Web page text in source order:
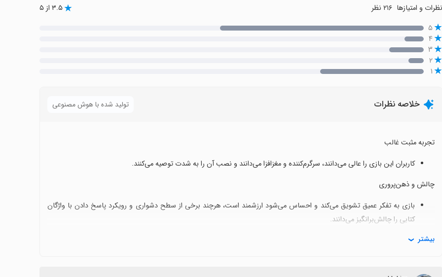
نظرات و امتیازها ۲۱۶ نظر ۳.۵ از ۵
۵
۴
۳
۲
۱
خلاصه نظرات تولید شده با هوش مصنوعی
تجربه مثبت غالب
کاربران این بازی را عالی می‌دانند، سرگرم‌کننده و مغزافزا می‌دانند و نصب آن را به شدت توصیه می‌کنند.
چالش و ذهن‌پروری
بازی به تفکر عمیق تشویق می‌کند و احساس می‌شود ارزشمند است، هرچند برخی از سطح دشواری و رویکرد پاسخ دادن با واژگان
کتابی را چالش‌برانگیز می‌دانند.
نکات مثبت کلیدی
بیشتر